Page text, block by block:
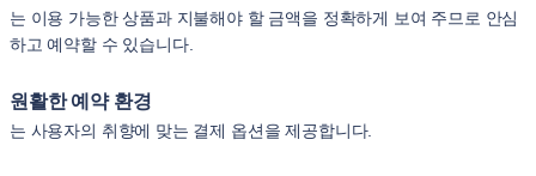
는 이용 가능한 상품과 지불해야 할 금액을 정확하게 보여 주므로 안심
하고 예약할 수 있습니다.
원활한 예약 환경
는 사용자의 취향에 맞는 결제 옵션을 제공합니다.